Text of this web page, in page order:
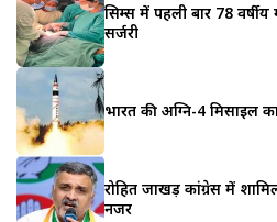
सिम्स में पहली बार 78
सर्जरी
भारत की अग्नि-4 मिसाइल
रोहित जाखड़ कांग्रेस में
नजर